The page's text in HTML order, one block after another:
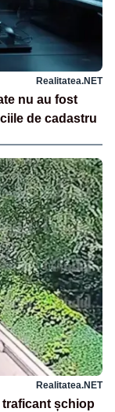
Realitatea.NET
nu au fost
de cadastru
Realitatea.NET
traficant șchiop